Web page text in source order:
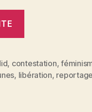
Scènes
de
, contestation,
, libération, reportage